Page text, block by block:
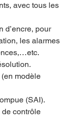
avec tous les
d’encre, pour
les alarmes
modèle
(SAI).
de contrôle